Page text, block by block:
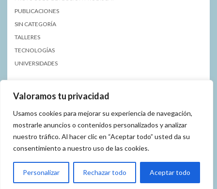
Valoramos tu privacidad
Usamos cookies para mejorar su experiencia de navegación,
mostrarle anuncios o contenidos personalizados y analizar
nuestro tráfico. Al hacer clic en “Aceptar todo” usted da su
consentimiento a nuestro uso de las cookies.
Personalizar Rechazar todo Aceptar todo
PUBLICACIONES
SIN CATEGORÍA
TALLERES
TECNOLOGÍAS
UNIVERSIDADES
POLÍTICA DE PRIVACIDAD AVISO LEGAL